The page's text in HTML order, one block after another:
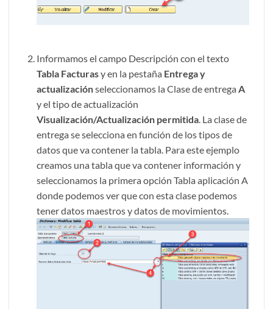
Informamos el campo Descripción con el texto
Tabla Facturasy en la pestaña Entrega y
actualizaciónseleccionamos la Clase de entrega A
y el tipo de actualización
Visualización/Actualización permitida. La clase de
entrega se selecciona en función de los tipos de
datos que va contener la tabla. Para este ejemplo
creamos una tabla que va contener información y
seleccionamos la primera opción Tabla aplicación A
donde podemos ver que con esta clase podemos
tener datos maestros y datos de movimientos.